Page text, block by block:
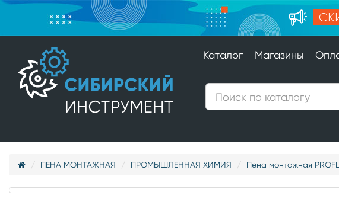
Каталог Магазины
ПЕНА МОНТАЖНАЯ ПРОМЫШЛЕННАЯ ХИМИЯ Пена монтажная